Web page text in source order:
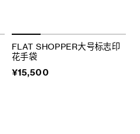
FLAT SHOPPER大号标志印
花手袋
¥15,500